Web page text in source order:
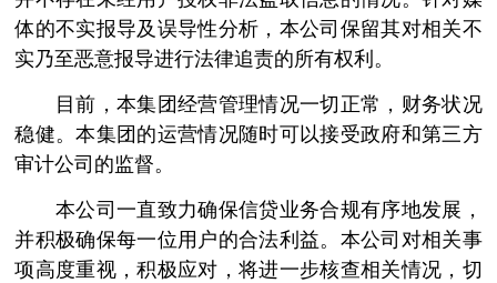
体的不实报导及误导性分析，本公司保留其对相关不
实乃至恶意报导进行法律追责的所有权利。
目前，本集团经营管理情况一切正常，财务状况
稳健。本集团的运营情况随时可以接受政府和第三方
审计公司的监督。
本公司一直致力确保信贷业务合规有序地发展，
并积极确保每一位用户的合法利益。本公司对相关事
项高度重视，积极应对，将进一步核查相关情况，切